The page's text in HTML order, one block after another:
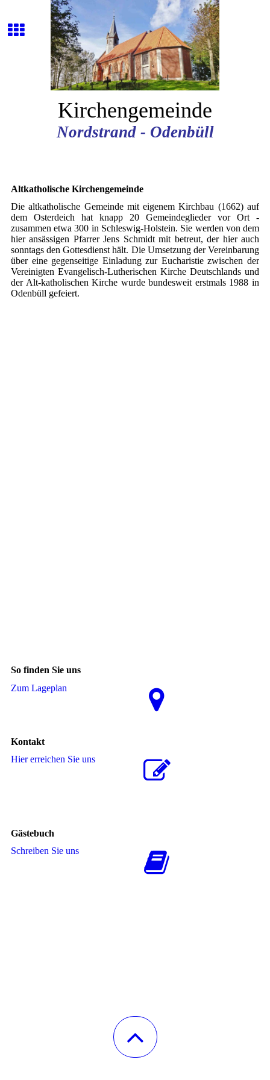
Kirchengemeinde
Nordstrand - Odenbüll
Altkatholische Kirchengemeinde
Die altkatholische Gemeinde mit eigenem Kirchbau (1662) auf
dem Osterdeich hat knapp 20 Gemeindeglieder vor Ort -
zusammen etwa 300 in Schleswig-Holstein. Sie werden von dem
hier ansässigen Pfarrer Jens Schmidt mit betreut, der hier auch
sonntags den Gottesdienst hält. Die Umsetzung der Vereinbarung
über eine gegenseitige Einladung zur Eucharistie zwischen der
Vereinigten Evangelisch-Lutherischen Kirche Deutschlands und
der Alt-katholischen Kirche wurde bundesweit erstmals 1988 in
Odenbüll gefeiert.
So finden Sie uns
Zum La­ge­plan
Kontakt
Hier erreichen Sie uns
Gästebuch
Schreiben Sie uns